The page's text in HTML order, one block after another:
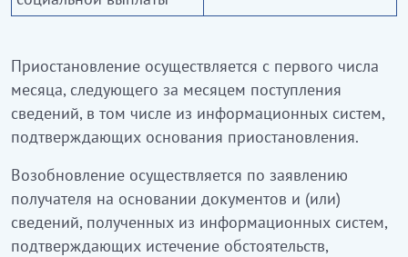
Приостановление осуществляется с первого числа
месяца, следующего за месяцем поступления
сведений, в том числе из информационных систем,
подтверждающих основания приостановления.
Возобновление осуществляется по заявлению
получателя на основании документов и (или)
сведений, полученных из информационных систем,
подтверждающих истечение обстоятельств,